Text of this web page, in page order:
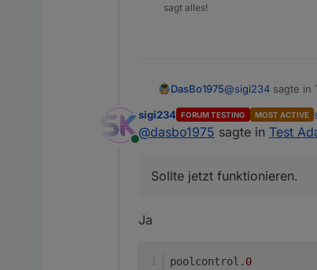
sagt alles!
DasBo1975@sigi234 sagte in
@dasbo1975
Das macht
meckereien.
Online
sigi234 FORUM TESTING MOST ACTIVE
@dasbo1975 sagte in Test
Sollte jetzt funktionieren.
Ja
poolcontrol. 0